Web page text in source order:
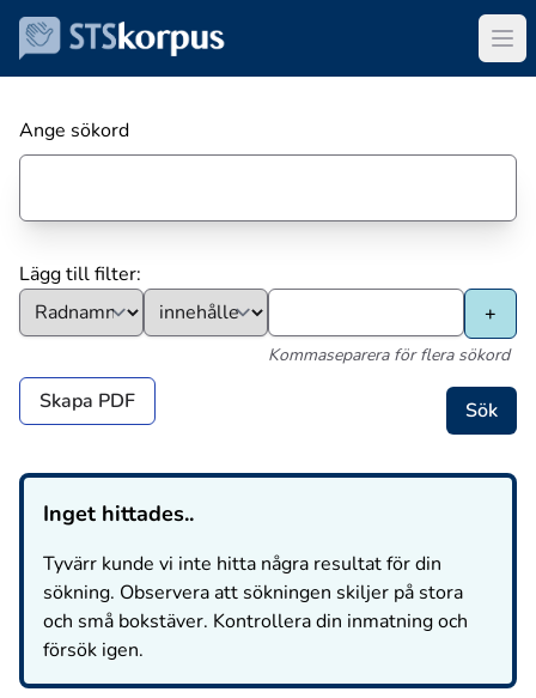
Ange sökord
Lägg till filter:
Kommaseparera för flera sökord
Skapa PDF
Inget hittades..
Tyvärr kunde vi inte hitta några resultat för din
sökning. Observera att sökningen skiljer på stora
och små bokstäver. Kontrollera din inmatning och
försök igen.